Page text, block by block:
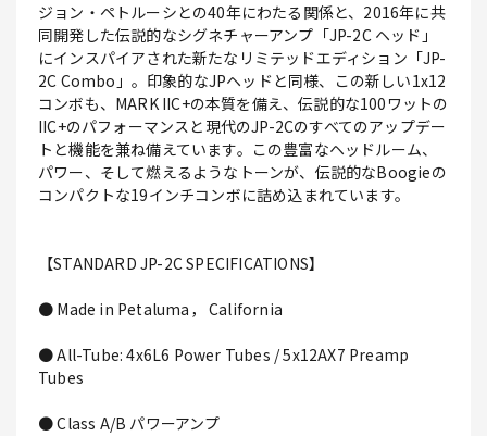
ジョン・ペトルーシとの40年にわたる関係と、2016年に共
同開発した伝説的なシグネチャーアンプ「JP-2C ヘッド」
にインスパイアされた新たなリミテッドエディション「JP-
2C Combo」。印象的なJPヘッドと同様、この新しい1x12
コンボも、MARK IIC+の本質を備え、伝説的な100ワットの
IIC+のパフォーマンスと現代のJP-2Cのすべてのアップデー
トと機能を兼ね備えています。この豊富なヘッドルーム、
パワー、そして燃えるようなトーンが、伝説的なBoogieの
コンパクトな19インチコンボに詰め込まれています。
【STANDARD JP-2C SPECIFICATIONS】
● Made in Petaluma， California
● All-Tube: 4x6L6 Power Tubes / 5x12AX7 Preamp
Tubes
● Class A/B パワーアンプ